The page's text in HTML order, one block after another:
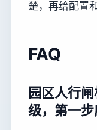
楚，再给配置
FAQ
园区人行
级，第一步